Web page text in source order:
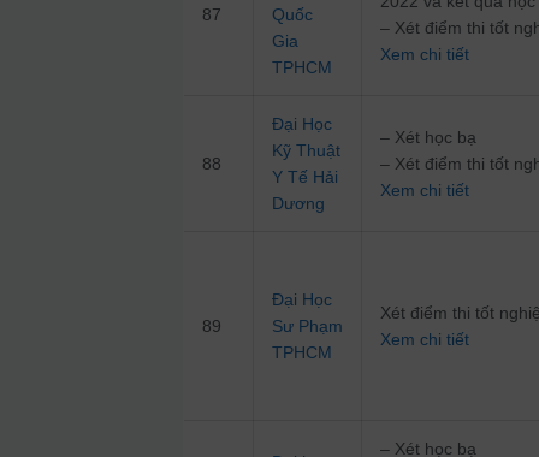
87
Quốc
Gia
TPHCM
– Xét điểm thi tốt
Xem chi tiết
88
Đại Học
Kỹ Thuật
Y Tế Hải
Dương
– Xét học bạ
– Xét điểm thi tốt
Xem chi tiết
89
Đại Học
Sư Phạm
TPHCM
Xét điểm thi tốt
Xem chi tiết
– Xét học bạ